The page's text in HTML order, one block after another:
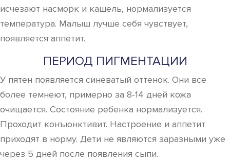
исчезают насморк и кашель, нормализуется
температура. Малыш лучше себя чувствует,
появляется аппетит.
ПЕРИОД ПИГМЕНТАЦИИ
У пятен появляется синеватый оттенок. Они все
более темнеют, примерно за 8-14 дней кожа
очищается. Состояние ребенка нормализуется.
Проходит конъюнктивит. Настроение и аппетит
приходят в норму. Дети не являются заразными уже
через 5 дней после появления сыпи.